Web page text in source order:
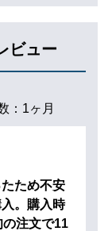
ビュー
： 1ヶ月
ため不安
。購入時
注文で11